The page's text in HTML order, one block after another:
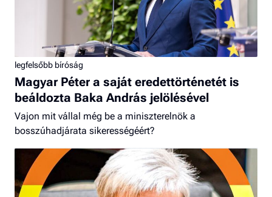
legfelsőbb bíróság
Magyar Péter a saját eredettörténetét is
beáldozta Baka András jelölésével
Vajon mit vállal még be a miniszterelnök a
bosszúhadjárata sikerességéért?